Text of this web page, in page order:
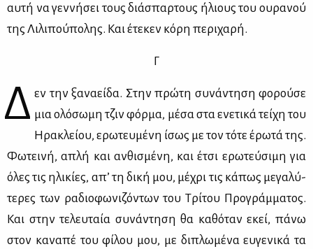
αυ­τή να γεν­νή­σει τους διά­σπαρ­τους ήλιους του ου­ρα­νού
της Λι­λι­πού­πο­λης. Και έτε­κεν κό­ρη πε­ρι­χα­ρή.
Γ
Δ εν την ξα­να­εί­δα. Στην πρώ­τη συ­νά­ντη­ση φο­ρού­σε
μια ολό­σω­μη τζιν φόρ­μα, μέ­σα στα ενε­τι­κά τεί­χη του
Ηρα­κλεί­ου, ερω­τευ­μέ­νη ίσως με τον τό­τε έρω­τά της.
Φω­τει­νή, απλή και αν­θι­σμέ­νη, και έτσι ερω­τεύ­σι­μη για
όλες τις ηλι­κί­ες, απ’ τη δι­κή μου, μέ­χρι τις κά­πως με­γα­λύ­
τε­ρες των ρα­διο­φω­νι­ζό­ντων του Τρί­του Προ­γράμ­μα­τος.
Και στην τε­λευ­ταία συ­νά­ντη­ση θα κα­θό­ταν εκεί, πά­νω
στον κα­να­πέ του φί­λου μου, με δι­πλω­μέ­να ευ­γε­νι­κά τα